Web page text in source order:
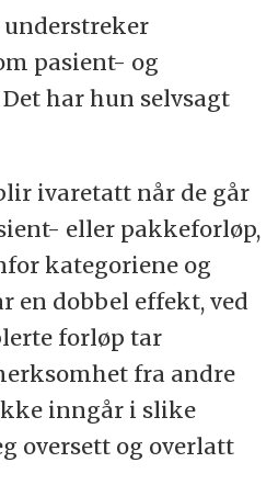
understreker
pasient- og
har hun selvsagt
ivaretatt når de går
eller pakkeforløp,
kategoriene og
en dobbel effekt, ved
forløp tar
fra andre
inngår i slike
oversett og overlatt